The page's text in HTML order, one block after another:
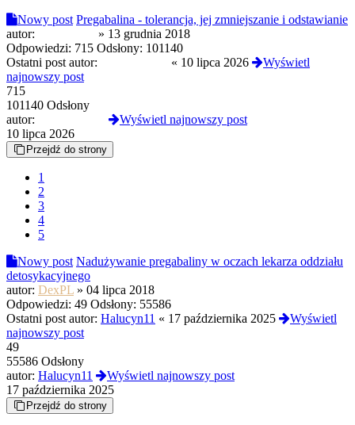
Nowy post Pregabalina - tolerancja, jej zmniejszanie i odstawianie
autor:
» 13 grudnia 2018
Odpowiedzi: 715 Odsłony: 101140
Ostatni post autor:
« 10 lipca 2026
Wyświetl
najnowszy post
715
101140 Odsłony
autor:
Wyświetl najnowszy post
10 lipca 2026
Przejdź do strony
1
2
3
4
5
Nowy post Nadużywanie pregabaliny w oczach lekarza oddziału
detosykacyjnego
autor: DexPL » 04 lipca 2018
Odpowiedzi: 49 Odsłony: 55586
Ostatni post autor: Halucyn11 « 17 października 2025
Wyświetl
najnowszy post
49
55586 Odsłony
autor: Halucyn11
Wyświetl najnowszy post
17 października 2025
Przejdź do strony